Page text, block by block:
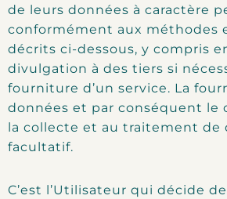
de leurs données à caractère
conformément aux méthodes
décrits ci-dessous, y compris
divulgation à des tiers si
fourniture d’un service. La
données et par conséquent le
la collecte et au traitement de
facultatif.
C’est l’Utilisateur qui décide